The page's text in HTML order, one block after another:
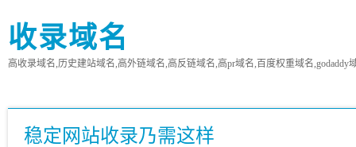
收录域名
高收录域名,历史建站域名,高外链域名,高反链域名,高pr域名,百度权重域名,godaddy
稳定网站收录乃需这样